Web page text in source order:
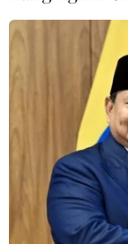
Khám
tiếng Mũi
09/08/2026 16:20
Nga và Syria
tương lai hai
09/08/2026 15:21